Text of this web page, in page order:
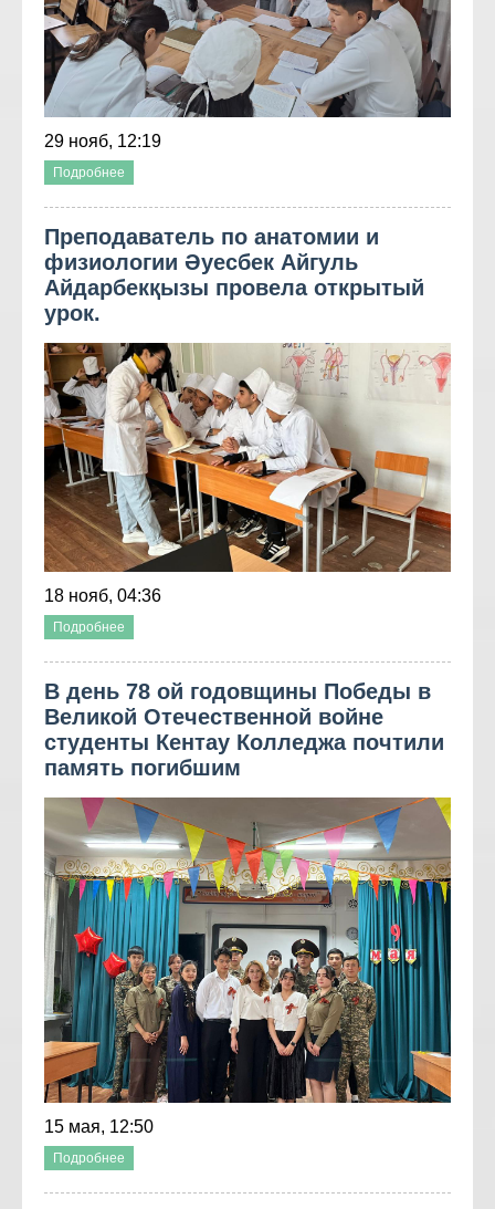
29 нояб, 12:19
Подробнее
Преподаватель по анатомии и
физиологии Әуесбек Айгуль
Айдарбекқызы провела открытый
урок.
18 нояб, 04:36
Подробнее
В день 78 ой годовщины Победы в
Великой Отечественной войне
студенты Кентау Колледжа почтили
память погибшим
15 мая, 12:50
Подробнее